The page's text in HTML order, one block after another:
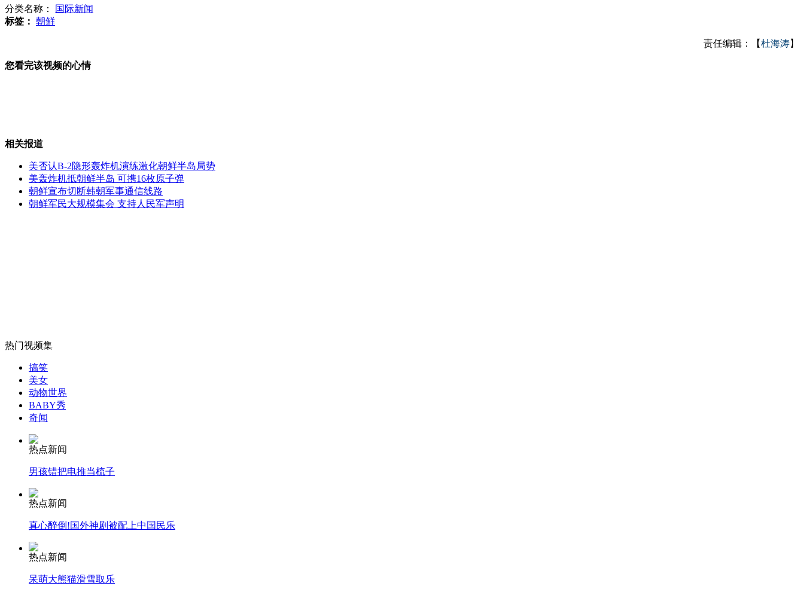
山西运城恶犬咬伤多人 警民合力深夜将其击毙
外交部：反对强权政治霸凌主义
外交部：有关国家言论片面不公正
安徽一实载49人客车翻车
消防员救轻生者
分类名称：
国际新闻
标签： 朝鲜
责任编辑：【杜海涛】
您看完该视频的心情
相关报道
美否认B-2隐形轰炸机演练激化朝鲜半岛局势
美轰炸机抵朝鲜半岛 可携16枚原子弹
朝鲜宣布切断韩朝军事通信线路
朝鲜军民大规模集会 支持人民军声明
热门视频集
搞笑
美女
动物世界
BABY秀
奇闻
热点新闻
男孩错把电推当梳子
热点新闻
真心醉倒!国外神剧被配上中国民乐
热点新闻
呆萌大熊猫滑雪取乐